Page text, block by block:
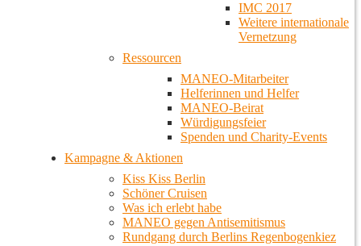
IMC 2017
Weitere internationale
Vernetzung
Ressourcen
MANEO-Mitarbeiter
Helferinnen und Helfer
MANEO-Beirat
Würdigungsfeier
Spenden und Charity-Events
Kampagne & Aktionen
Kiss Kiss Berlin
Schöner Cruisen
Was ich erlebt habe
MANEO gegen Antisemitismus
Rundgang durch Berlins Regenbogenkiez